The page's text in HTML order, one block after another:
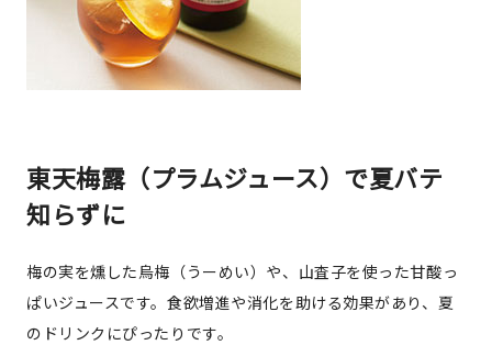
東天梅露（プラムジュース）で夏バテ
知らずに
梅の実を燻した烏梅（うーめい）や、山査子を使った甘酸っ
ぱいジュースです。食欲増進や消化を助ける効果があり、夏
のドリンクにぴったりです。